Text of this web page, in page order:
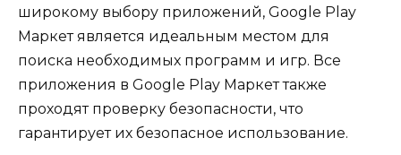
широкому выбору приложений, Google Play
Маркет является идеальным местом для
поиска необходимых программ и игр. Все
приложения в Google Play Маркет также
проходят проверку безопасности, что
гарантирует их безопасное использование.